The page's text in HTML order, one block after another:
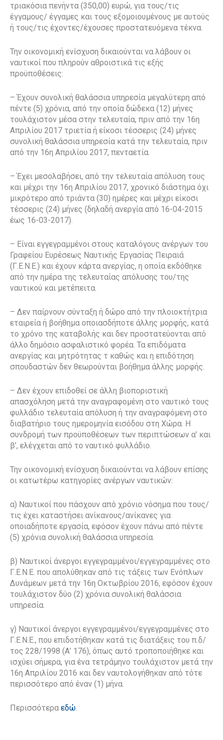
τριακόσια πενήντα (350,00) ευρώ, για τους/τις
έγγαμους/ έγγαμες και τους εξομοιουμένους με αυτούς
ή τους/τις έχοντες/έχουσες προστατευόμενα τέκνα.
Την οικονομική ενίσχυση δικαιούνται να λάβουν οι
ναυτικοί που πληρούν αθροιστικά τις εξής
προϋποθέσεις:
– Έχουν συνολική θαλάσσια υπηρεσία μεγαλύτερη από
πέντε (5) χρόνια, από την οποία δώδεκα (12) μήνες
τουλάχιστον μέσα στην τελευταία, πριν από την 16η
Απριλίου 2017 τριετία ή είκοσι τέσσερις (24) μήνες
συνολική θαλάσσια υπηρεσία κατά την τελευταία, πριν
από την 16η Απριλίου 2017, πενταετία.
– Έχει μεσολαβήσει, από την τελευταία απόλυση τους
και μέχρι την 16η Απριλίου 2017, χρονικό διάστημα όχι
μικρότερο από τριάντα (30) ημέρες και μέχρι είκοσι
τέσσερις (24) μήνες (δηλαδή ανεργία από 16-04-2015
έως 16-03-2017).
– Είναι εγγεγραμμένοι στους καταλόγους ανέργων του
Γραφείου Ευρέσεως Ναυτικής Εργασίας Πειραιά
(Γ.Ε.Ν.Ε.) και έχουν κάρτα ανεργίας, η οποία εκδόθηκε
από την ημέρα της τελευταίας απόλυσης του/της
ναυτικού και μετέπειτα.
– Δεν παίρνουν σύνταξη ή δώρο από την πλοιοκτήτρια
εταιρεία ή βοήθημα οποιασδήποτε άλλης μορφής, κατά
το χρόνο της καταβολής και δεν προστατεύονται από
άλλο δημόσιο ασφαλιστικό φορέα. Τα επιδόματα
ανεργίας και μητρότητας τ καθώς και η επιδότηση
σπουδαστών δεν θεωρούνται βοήθημα άλλης μορφής.
– Δεν έχουν επιδοθεί σε άλλη βιοποριστική
απασχόληση μετά την αναγραφομένη στο ναυτικό τους
φυλλάδιο τελευταία απόλυση ή την αναγραφόμενη στο
διαβατήριο τους ημερομηνία εισόδου στη Χώρα. Η
συνδρομή των προϋποθέσεων των περιπτώσεων α’ και
β’, ελέγχεται από το ναυτικό φυλλάδιο.
Την οικονομική ενίσχυση δικαιούνται να λάβουν επίσης
οι κατωτέρω κατηγορίες ανέργων ναυτικών:
α) Ναυτικοί που πάσχουν από χρόνιο νόσημα που τους/
τις έχει καταστήσει ανίκανους/ανίκανες για
οποιαδήποτε εργασία, εφόσον έχουν πάνω από πέντε
(5) χρόνια συνολική θαλάσσια υπηρεσία.
β) Ναυτικοί άνεργοι εγγεγραμμένοι/εγγεγραμμένες στο
Γ.Ε.Ν.Ε. που απολύθηκαν από τις τάξεις των Ενόπλων
Δυνάμεων μετά την 16η Οκτωβρίου 2016, εφόσον έχουν
τουλάχιστον δύο (2) χρόνια συνολική θαλάσσια
υπηρεσία.
γ) Ναυτικοί άνεργοι εγγεγραμμένοι/εγγεγραμμένες στο
Γ.Ε.Ν.Ε., που επιδοτήθηκαν κατά τις διατάξεις του π.δ/
τος 228/1998 (Α’ 176), όπως αυτό τροποποιήθηκε και
ισχύει σήμερα, για ένα τετράμηνο τουλάχιστον μετά την
16η Απριλίου 2016 και δεν ναυτολογήθηκαν από τότε
περισσότερο από έναν (1) μήνα.
Περισσότερα εδώ